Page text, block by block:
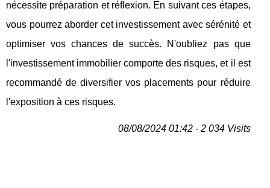
nécessite préparation et réflexion. En suivant ces étapes,
vous pourrez aborder cet investissement avec sérénité et
optimiser vos chances de succès. N'oubliez pas que
l'investissement immobilier comporte des risques, et il est
recommandé de diversifier vos placements pour réduire
l'exposition à ces risques.
08/08/2024 01:42 - 2 034 Visits